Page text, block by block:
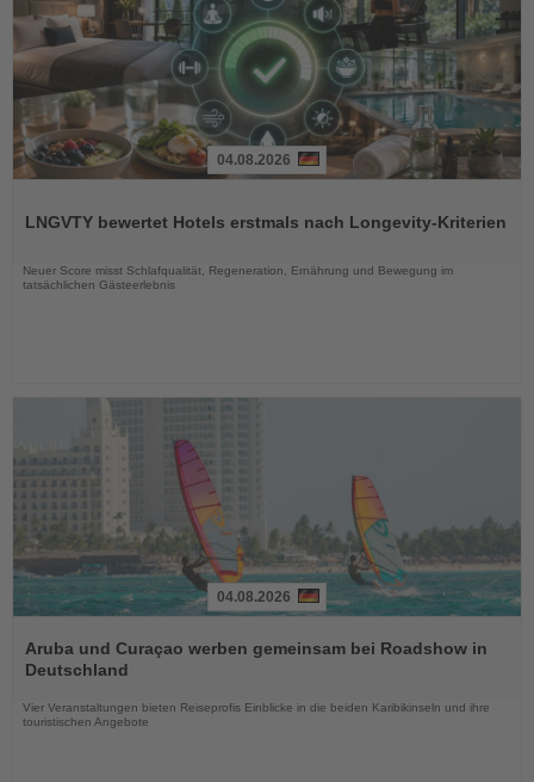
die
04.08.2026
LNGVTY bewertet Hotels erstmals nach Longevity-Kriterien
Neuer Score misst Schlafqualität, Regeneration, Ernährung und Bewegung im
tatsächlichen Gästeerlebnis
Sie
die
04.08.2026
Aruba und Curaçao werben gemeinsam bei Roadshow in
Deutschland
Vier Veranstaltungen bieten Reiseprofis Einblicke in die beiden Karibikinseln und ihre
touristischen Angebote